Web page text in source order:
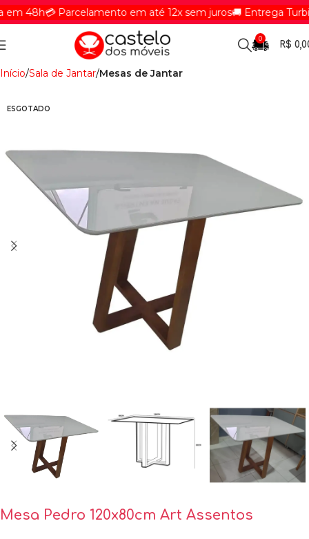
48h💳 Parcelamento em até 12x sem juros🚚 Entrega
0
R$
Início Sala de Jantar Mesas de Jantar
ESGOTADO
Mesa Pedro 120x80cm Art Assentos